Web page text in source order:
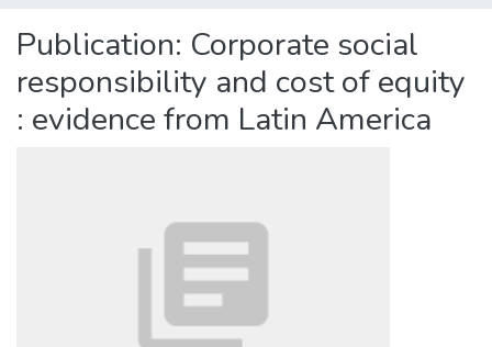
Publication: Corporate social
responsibility and cost of equity
: evidence from Latin America